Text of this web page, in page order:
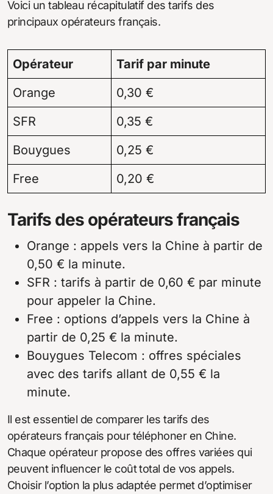
Voici un tableau récapitulatif des tarifs des
principaux opérateurs français.
Opérateur
Tarif par minute
Orange
0,30 €
SFR
0,35 €
Bouygues
0,25 €
Free
0,20 €
Tarifs des opérateurs français
Orange : appels vers la Chine à partir de
0,50 € la minute.
SFR : tarifs à partir de 0,60 € par minute
pour appeler la Chine.
Free : options d’appels vers la Chine à
partir de 0,25 € la minute.
Bouygues Telecom : offres spéciales
avec des tarifs allant de 0,55 € la
minute.
Il est essentiel de comparer les tarifs des
opérateurs français pour téléphoner en Chine.
Chaque opérateur propose des offres variées qui
peuvent influencer le coût total de vos appels.
Choisir l’option la plus adaptée permet d’optimiser